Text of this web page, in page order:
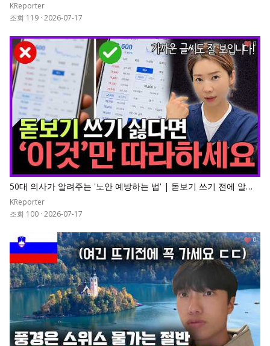
KReporter
조회 119 · 2026-07-17
50대 의사가 알려주는 '노안 예방하는 법' | 돋보기 쓰기 전에 알아
야 할 노안 예방법
KReporter
조회 100 · 2026-07-17
0
0